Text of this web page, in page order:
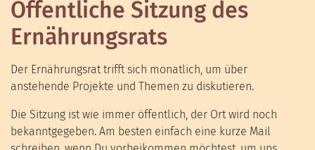
Öffentliche Sitzung des
Ernährungsrats
Der Ernährungsrat trifft sich monatlich, um über
anstehende Projekte und Themen zu diskutieren.
Die Sitzung ist wie immer öffentlich, der Ort wird noch
bekanntgegeben. Am besten einfach eine kurze Mail